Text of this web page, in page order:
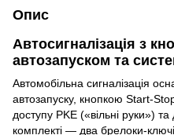
Опис
Автосигналізація з
автозапуском та
Автомобільна сигналізація
автозапуску, кнопкою Start-
доступу PKE («вільні руки»)
комплекті — два брелоки-